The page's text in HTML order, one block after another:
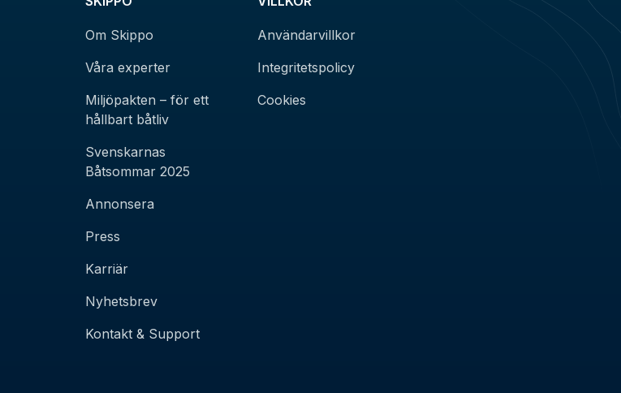
Om Skippo
Våra experter
Miljöpakten – för ett
hållbart båtliv
Svenskarnas
Båtsommar 2025
Annonsera
Press
Karriär
Nyhetsbrev
Kontakt & Support
Användarvillkor
Integritetspolicy
Cookies